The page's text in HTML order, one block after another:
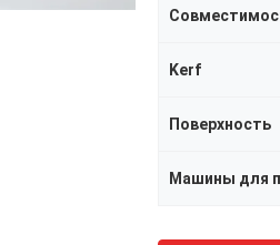
Kerf
Поверхность
Машины для